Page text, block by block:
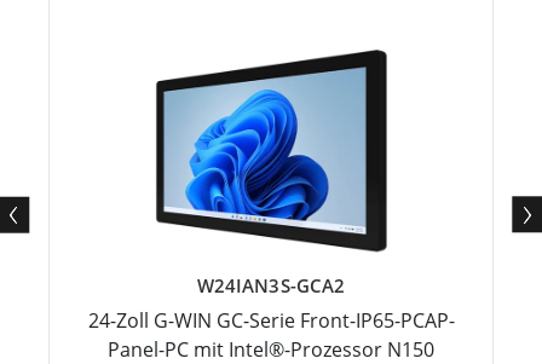
W24IAN3S-GCA2
24-Zoll G-WIN GC-Serie Front-IP65-PCAP-
Panel-PC mit Intel®-Prozessor N150